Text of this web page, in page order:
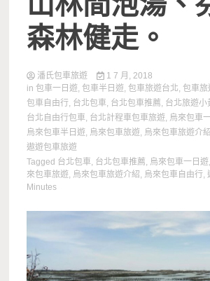
森林健走。
潘氏包車旅遊
1 7 月, 2018
in包車一日遊,包車半日遊,包車旅遊台北,包車旅
包車自由行, 台北包車, 台北包車推薦, 台北旅遊小
台北自由行包車, 台北計程車包車旅遊, 烏來包車
烏來包車半日遊, 烏來包車旅遊, 烏來包車旅遊介紹
遨遊包車旅遊
Tagged 台北包車, 台北包車推薦, 烏來包車一日遊,
來包車旅遊, 烏來包車旅遊介紹, 烏來包車自由行,
Minutes